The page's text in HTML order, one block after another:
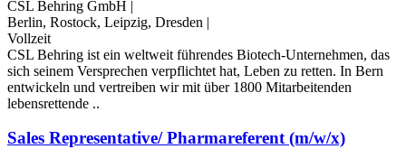
CSL Behring GmbH |
Berlin, Rostock, Leipzig, Dresden |
Vollzeit
CSL Behring ist ein weltweit führendes Biotech-Unternehmen, das
sich seinem Versprechen verpflichtet hat, Leben zu retten. In Bern
entwickeln und vertreiben wir mit über 1800 Mitarbeitenden
lebensrettende ..
Sales Representative/ Pharmareferent (m/w/x)